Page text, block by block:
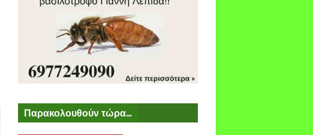
Παρακολουθούν τώρα...